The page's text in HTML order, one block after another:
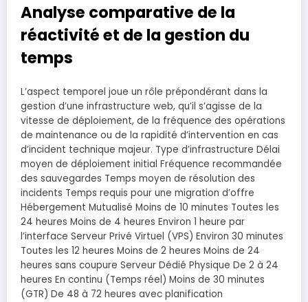
Analyse comparative de la
réactivité et de la gestion du
temps
L’aspect temporel joue un rôle prépondérant dans la
gestion d’une infrastructure web, qu’il s’agisse de la
vitesse de déploiement, de la fréquence des opérations
de maintenance ou de la rapidité d’intervention en cas
d’incident technique majeur. Type d’infrastructure Délai
moyen de déploiement initial Fréquence recommandée
des sauvegardes Temps moyen de résolution des
incidents Temps requis pour une migration d’offre
Hébergement Mutualisé Moins de 10 minutes Toutes les
24 heures Moins de 4 heures Environ 1 heure par
l’interface Serveur Privé Virtuel (VPS) Environ 30 minutes
Toutes les 12 heures Moins de 2 heures Moins de 24
heures sans coupure Serveur Dédié Physique De 2 à 24
heures En continu (Temps réel) Moins de 30 minutes
(GTR) De 48 à 72 heures avec planification